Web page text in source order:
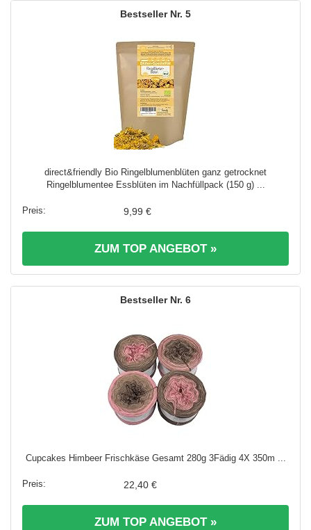
5
direct&friendly Bio Ringelblumenblüten ganz getrocknet
Ringelblumentee Essblüten im Nachfüllpack (150 g) ...
9,99 €
ZUM TOP ANGEBOT »
6
Cupcakes Himbeer Frischkäse Gesamt 280g 3Fädig 4X 350m ...
22,40 €
ZUM TOP ANGEBOT »